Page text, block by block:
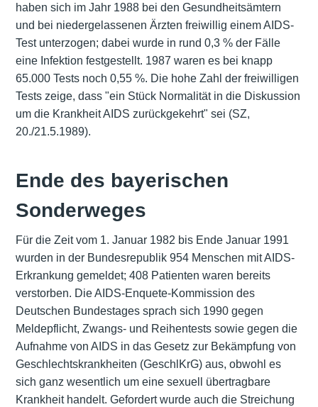
haben sich im Jahr 1988 bei den Gesundheitsämtern
und bei niedergelassenen Ärzten freiwillig einem AIDS-
Test unterzogen; dabei wurde in rund 0,3 % der Fälle
eine Infektion festgestellt. 1987 waren es bei knapp
65.000 Tests noch 0,55 %. Die hohe Zahl der freiwilligen
Tests zeige, dass "ein Stück Normalität in die Diskussion
um die Krankheit AIDS zurückgekehrt" sei (SZ,
20./21.5.1989).
Ende des bayerischen
Sonderweges
Für die Zeit vom 1. Januar 1982 bis Ende Januar 1991
wurden in der Bundesrepublik 954 Menschen mit AIDS-
Erkrankung gemeldet; 408 Patienten waren bereits
verstorben. Die AIDS-Enquete-Kommission des
Deutschen Bundestages sprach sich 1990 gegen
Meldepflicht, Zwangs- und Reihentests sowie gegen die
Aufnahme von AIDS in das Gesetz zur Bekämpfung von
Geschlechtskrankheiten (GeschlKrG) aus, obwohl es
sich ganz wesentlich um eine sexuell übertragbare
Krankheit handelt. Gefordert wurde auch die Streichung